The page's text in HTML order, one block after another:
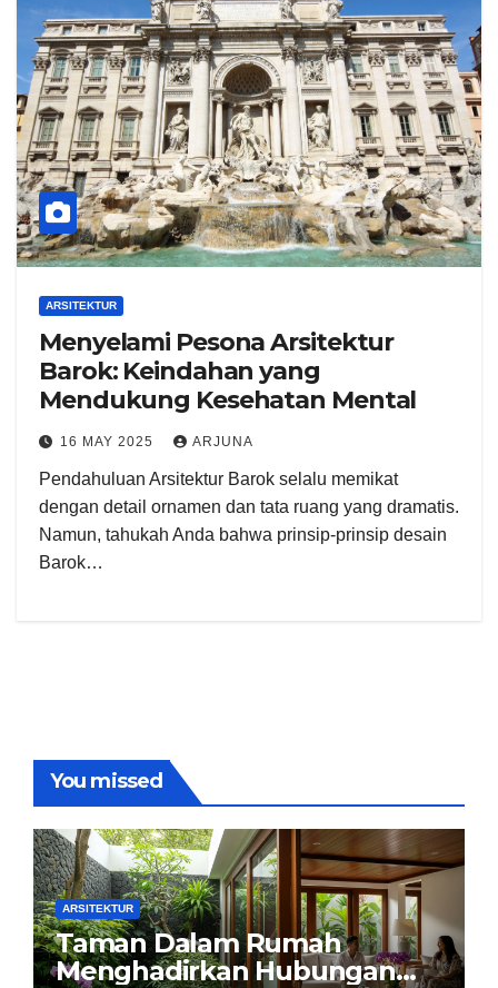
ARSITEKTUR
Menyelami Pesona Arsitektur
Barok: Keindahan yang
Mendukung Kesehatan Mental
16 MAY 2025 ARJUNA
Pendahuluan Arsitektur Barok selalu memikat
dengan detail ornamen dan tata ruang yang dramatis.
Namun, tahukah Anda bahwa prinsip-prinsip desain
Barok…
You missed
ARSITEKTUR
Taman Dalam Rumah
Menghadirkan Hubungan